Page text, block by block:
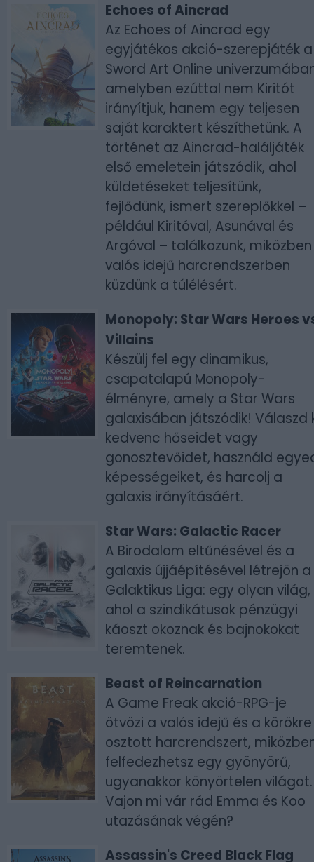
Echoes of Aincrad
Az Echoes of Aincrad egy
egyjátékos akció-szerepjáték a
Sword Art Online
amelyben ezúttal nem Kiritót
irányítjuk, hanem egy teljesen
saját karaktert készíthetünk. A
történet az Aincrad-haláljáték
első emeletein játszódik, ahol
küldetéseket teljesítünk,
fejlődünk, ismert szereplőkkel –
például Kiritóval, Asunával és
Argóval – találkozunk, miközben
valós idejű harcrendszerben
küzdünk a túlélésért.
Monopoly: Star Wars Heroes
Villains
Készülj fel egy dinamikus,
csapatalapú Monopoly-
élményre, amely a Star Wars
galaxisában játszódik! Válaszd
kedvenc hőseidet vagy
gonosztevőidet, használd
képességeiket, és harcolj a
galaxis irányításáért.
Star Wars: Galactic Racer
A Birodalom eltűnésével és a
galaxis újjáépítésével létrejön a
Galaktikus Liga: egy olyan világ,
ahol a szindikátusok pénzügyi
káoszt okoznak és bajnokokat
teremtenek.
Beast of Reincarnation
A Game Freak akció-RPG-je
ötvözi a valós idejű és a körökre
osztott harcrendszert,
felfedezhetsz egy gyönyörű,
ugyanakkor könyörtelen világot.
Vajon mi vár rád Emma és Koo
utazásának végén?
Assassin's Creed Black Flag